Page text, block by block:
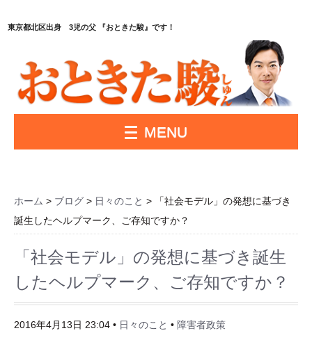
東京都北区出身 3児の父 『おときた駿』です！
MENU
ホーム > ブログ > 日々のこと > 「社会モデル」の発想に基づき
誕生したヘルプマーク、ご存知ですか？
「社会モデル」の発想に基づき誕生
したヘルプマーク、ご存知ですか？
2016年4月13日 23:04 • 日々のこと • 障害者政策